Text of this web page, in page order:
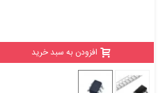
افزودن به سبد خرید